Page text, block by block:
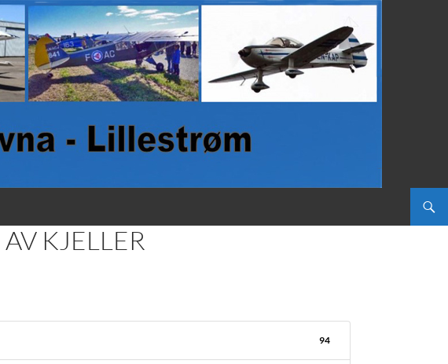
KJELLER
94